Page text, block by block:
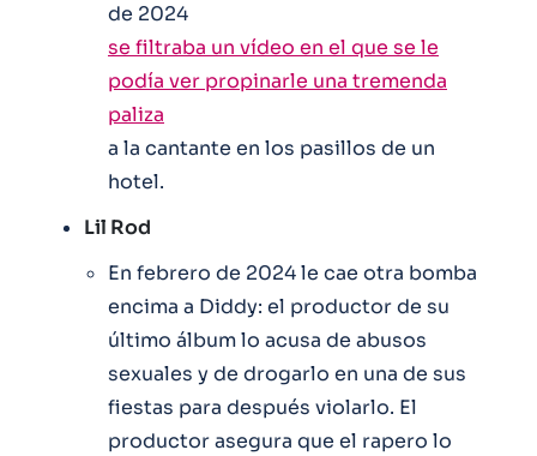
de 2024
se filtraba un vídeo en el que se le
podía ver propinarle una tremenda
paliza
a la cantante en los pasillos de un
hotel.
Lil Rod
En febrero de 2024 le cae otra bomba
encima a Diddy: el productor de su
último álbum lo acusa de abusos
sexuales y de drogarlo en una de sus
fiestas para después violarlo. El
productor asegura que el rapero lo